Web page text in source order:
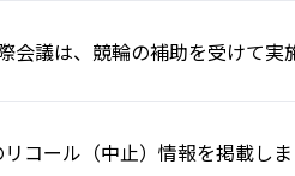
議は、競輪の補助を受けて実
コール（中止）情報を掲載しま